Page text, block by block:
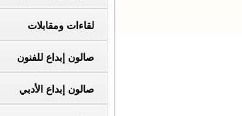
لقاءات ومقابلات
صالون إبداع للفنون
صالون إبداع الأدبي